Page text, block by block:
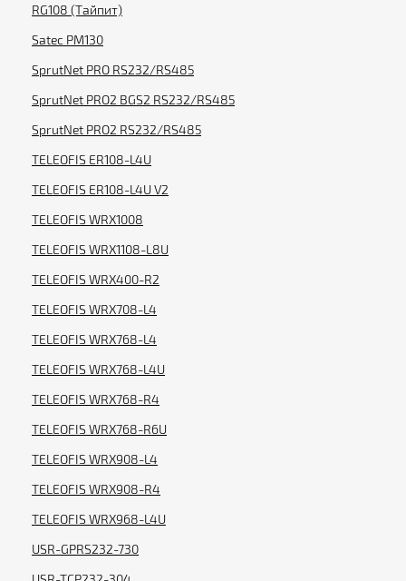
RG108 (Тайпит)
Satec PM130
SprutNet PRO RS232/RS485
SprutNet PRO2 BGS2 RS232/RS485
SprutNet PRO2 RS232/RS485
TELEOFIS ER108-L4U
TELEOFIS ER108-L4U V2
TELEOFIS WRX1008
TELEOFIS WRX1108-L8U
TELEOFIS WRX400-R2
TELEOFIS WRX708-L4
TELEOFIS WRX768-L4
TELEOFIS WRX768-L4U
TELEOFIS WRX768-R4
TELEOFIS WRX768-R6U
TELEOFIS WRX908-L4
TELEOFIS WRX908-R4
TELEOFIS WRX968-L4U
USR-GPRS232-730